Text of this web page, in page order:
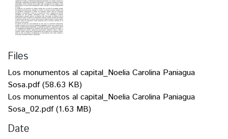
Files
Los monumentos al capital_Noelia Carolina Paniagua
Sosa.pdf(58.63 KB)
Los monumentos al capital_Noelia Carolina Paniagua
Sosa_02.pdf(1.63 MB)
Date